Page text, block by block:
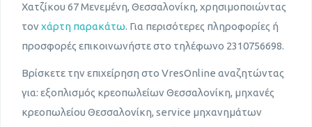
Χατζίκου 67 Μενεμένη, Θεσσαλονίκη, χρησιμοποιώντας
τον χάρτη παρακάτω. Για περισότερες πληροφορίες ή
προσφορές επικοινωνήστε στο τηλέφωνο 2310756698.
Βρίσκετε την επιχείρηση στο VresOnline αναζητώντας
για: εξοπλισμός κρεοπωλείων Θεσσαλονίκη, μηχανές
κρεοπωλείου Θεσσαλονίκη, service μηχανημάτων